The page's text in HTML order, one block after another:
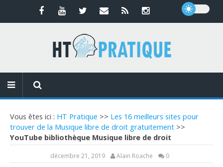
Vous êtes ici : HT Pratique >> Les 16 meilleurs sites pour
trouver de la Musique libre de droit gratuitement >>
YouTube bibliothèque Musique libre de droit
décembre 21, 2019 Alain Roache 0